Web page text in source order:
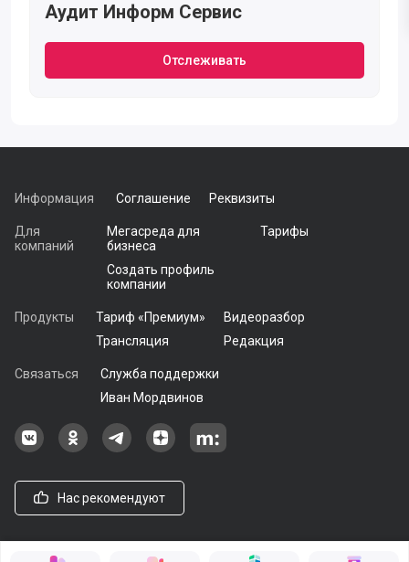
Аудит Информ Сервис
Отслеживать
Информация Соглашение Реквизиты
Для
компаний
Мегасреда для
бизнеса
Тарифы
Создать профиль
компании
Продукты Тариф «Премиум»
Видеоразбор
Трансляция
Редакция
Связаться
Служба поддержки
Иван Мордвинов
Наша группа в ВКонтакте
Наша группа на Одноклассники[
Наша группа в Telegram
наш профиль на Дзен
Наш аккаунт на Мегасреде
Нас рекомендуют